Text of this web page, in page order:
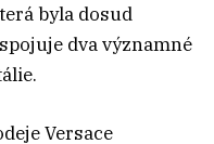
byla dosud
dva významné
Versace